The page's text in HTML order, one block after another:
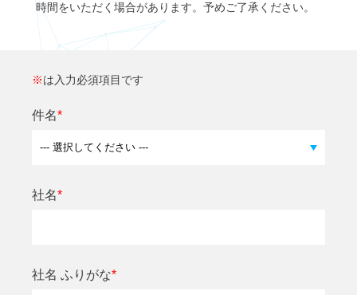
時間をいただく場合があります。予めご了承ください。
※は入力必須項目です
件名*
社名*
社名 ふりがな*